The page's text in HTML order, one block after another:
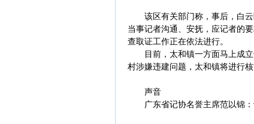
该区有关部门称，事后，白云
当事记者沟通、安抚，应记者的
查取证工作正在依法进行。
目前，太和镇一方面马上成立
村涉嫌违建问题，太和镇将进行核
声音
广东省记协名誉主席范以锦：